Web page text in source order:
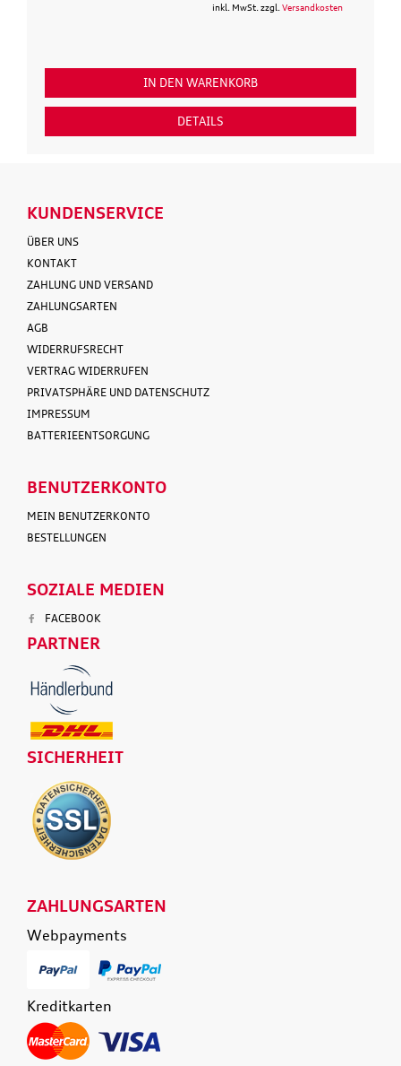
inkl. MwSt. zzgl. Versandkosten
IN DEN WARENKORB
DETAILS
KUNDENSERVICE
ÜBER UNS
KONTAKT
ZAHLUNG UND VERSAND
ZAHLUNGSARTEN
AGB
WIDERRUFSRECHT
VERTRAG WIDERRUFEN
PRIVATSPHÄRE UND DATENSCHUTZ
IMPRESSUM
BATTERIEENTSORGUNG
BENUTZERKONTO
MEIN BENUTZERKONTO
BESTELLUNGEN
SOZIALE MEDIEN
FACEBOOK
PARTNER
SICHERHEIT
ZAHLUNGSARTEN
Webpayments
Kreditkarten